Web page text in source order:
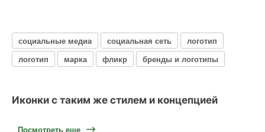
социальные медиа социальная сеть
логотип
логотип
марка фликр бренды и логотипы
Иконки с таким же стилем и концепцией
Посмотреть еще